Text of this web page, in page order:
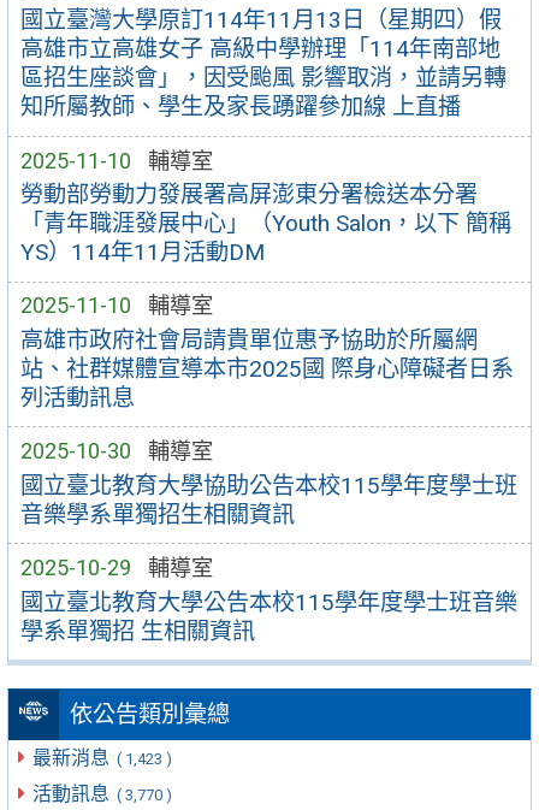
國立臺灣大學原訂114年11月13日（星期四）假
高雄市立高雄女子 高級中學辦理「114年南部地
區招生座談會」，因受颱風 影響取消，並請另轉
知所屬教師、學生及家長踴躍參加線 上直播
2025-11-10 輔導室
勞動部勞動力發展署高屏澎東分署檢送本分署
「青年職涯發展中心」（Youth Salon，以下 簡稱
YS）114年11月活動DM
2025-11-10 輔導室
高雄市政府社會局請貴單位惠予協助於所屬網
站、社群媒體宣導本市2025國 際身心障礙者日系
列活動訊息
2025-10-30 輔導室
國立臺北教育大學協助公告本校115學年度學士班
音樂學系單獨招生相關資訊
2025-10-29 輔導室
國立臺北教育大學公告本校115學年度學士班音樂
學系單獨招 生相關資訊
依公告類別彙總
最新消息 ( 1,423 )
活動訊息 ( 3,770 )